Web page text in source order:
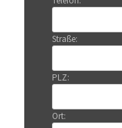
Straße:
PLZ:
Ort: